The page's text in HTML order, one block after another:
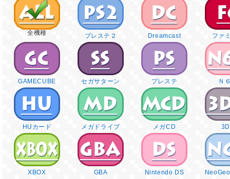
全機種 プレステ２ Dreamcast ファ
GAMECUBE セガサターン プレステ Ｎ
HUカード メガドライブ メガCD
XBOX GBA Nintendo DS